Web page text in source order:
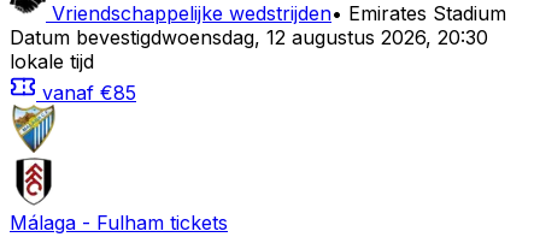
Vriendschappelijke wedstrijden• Emirates Stadium
Datum bevestigdwoensdag, 12 augustus 2026, 20:30
lokale tijd
vanaf €85
Málaga - Fulham tickets